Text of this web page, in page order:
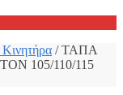
Κινητήρα /ΤΑΠΑ
105/110/115